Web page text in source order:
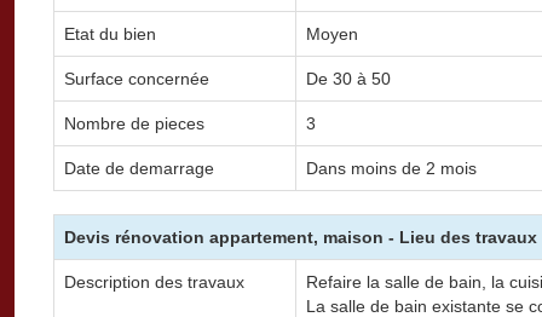
Etat du bien Moyen
Surface concernée De 30 à 50
Nombre de pieces 3
Date de demarrage Dans moins de 2 mois
Devis rénovation appartement, maison - Lieu des
Description des travaux
Refaire la salle de bain, la
La salle de bain existante se